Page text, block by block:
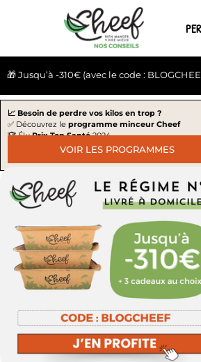
🎁 Jusqu’à -310€ (avec le code :
📈 Besoin de perdre vos kilos en trop ?
✅ Découvrez le programme minceur Cheef
🏆 ÉluPrix Top Santé2024
VOIR LES PROGRAMMES